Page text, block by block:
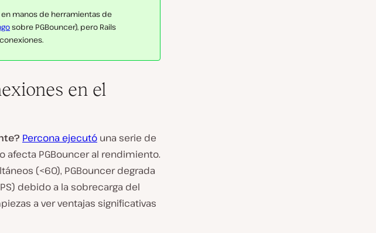
manos de herramientas de
sobre PGBouncer), pero Rails
en el
Percona ejecutó una serie de
PGBouncer al rendimiento.
(<60), PGBouncerdegrada
debido a la sobrecarga del
a ver ventajas significativas